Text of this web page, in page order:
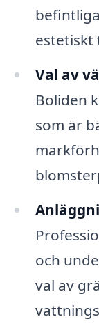
estetiskt
Val av
Boliden
som är
och
val av